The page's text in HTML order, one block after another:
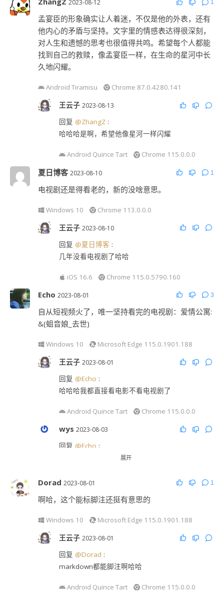
2023-08-12 1
孟宴臣的形象确实让人着迷，不仅是他的外表，还有
他内心的矛盾与坚持。文字里的情感表达得很深刻，
对人生和遗憾的思考也很值得共鸣。希望每个人都能
找到自己的救赎，像孟宴臣一样，在生命的星河中长
久地闪耀。
Android Tiramisu Chrome 87.0.4280.141
王云子 2023-08-13
回复 @ZhangZ:
哈哈哈是啊，希望他像星河一样闪耀
Android Quince Tart Chrome 115.0.0.0
夏日博客 2023-08-10 1
电视剧还是得看老的，新的没啥意思。
Windows 10 Chrome 113.0.0.0
王云子 2023-08-10
回复 @夏日博客 :
几年没看电视剧了哈哈
iOS 16.6 Chrome 115.0.5790.160
Echo 2023-08-01 3
自从短视频火了，唯一坚持看完的电视剧：爱情公寓:
&(蛆音娘_去世)
Windows 10 Microsoft Edge 115.0.1901.188
王云子 2023-08-01
回复 @Echo :
哈哈哈我都直接看电影不看电视剧了
Android Quince Tart Chrome 115.0.0.0
wys 2023-08-03
回复 @Echo :
觉得短视频的出现，主要是为了迎合00后一代虚度
对它上瘾，以至于我手机上连个X音，X手，都没有
安装。
以至于我主要的视频娱乐，主要是电影，电视剧也
很少——电视剧太浪费生命了。
Windows 10
wu先生 2023-08-08
@Echo:
我原来倒是看过几部电视剧，不过最近没看了。
展开
Dorad 2023-08-01 1
啊哈，这个能标脚注还挺有意思的
Windows 10 Microsoft Edge 115.0.1901.188
王云子 2023-08-01
回复 @Dorad :
markdown都能脚注啊哈哈
Android Quince Tart Chrome 115.0.0.0